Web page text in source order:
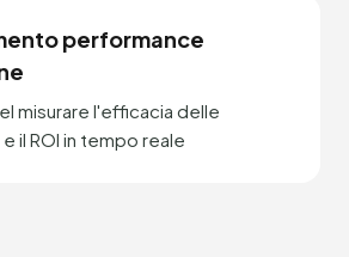
performance
misurare l'efficacia delle
il ROI in tempo reale